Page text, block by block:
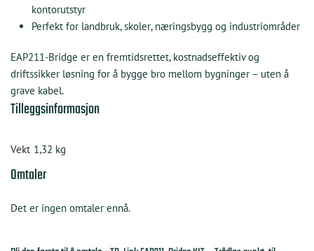
kontorutstyr
Perfekt for landbruk,skoler, næringsbygg og industriområder
EAP211-Bridge er en fremtidsrettet, kostnadseffektiv og
driftssikker løsning for å bygge bro mellom bygninger – uten å
grave kabel.
Tilleggsinformasjon
Vekt 1,32 kg
Omtaler
Det er ingen omtaler ennå.